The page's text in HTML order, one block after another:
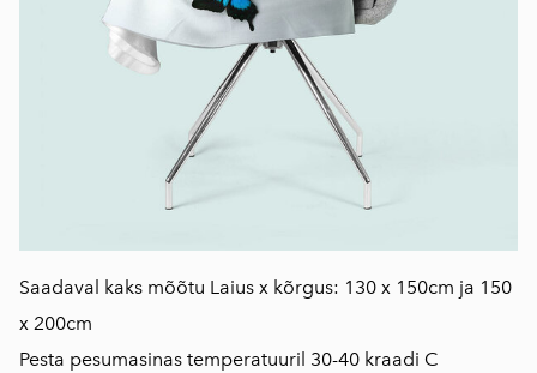
Saadaval kaks mõõtu Laius x kõrgus: 130 x 150cm ja 150
x 200cm
Pesta pesumasinas temperatuuril 30-40 kraadi C